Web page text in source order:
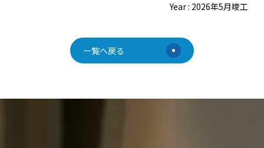
Year : 2026年5月竣工
一覧へ戻る